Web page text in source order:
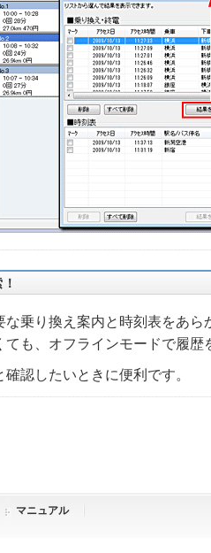
な乗り換え案内と時刻表をあ
ても、オフラインモードで履歴
認したいときに便利です。
マニュアル